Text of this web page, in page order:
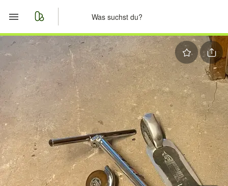
Start
Merkliste
Nachrichten
Anzeige aufgeben